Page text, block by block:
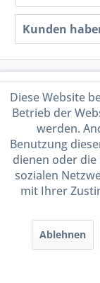
Kunden
Shop Service
Informationen
Diese Website
Betrieb der
werden.
Benutzung
dienen oder
sozialen
mit Ihrer
Ablehnen